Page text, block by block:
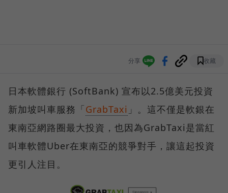
分享 收藏
日本軟體銀行 (SoftBank) 宣布以2.5億美元投資
新加坡叫車服務「GrabTaxi 」。這不僅是軟銀在
東南亞網路圈最大投資，也因為GrabTaxi是當紅
叫車軟體Uber在東南亞的競爭對手，讓這起投資
更引人注目。